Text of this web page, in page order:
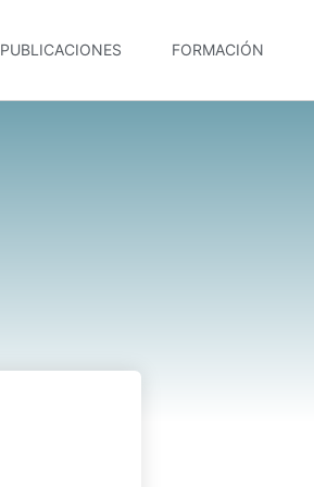
PUBLICACIONES FORMACIÓN